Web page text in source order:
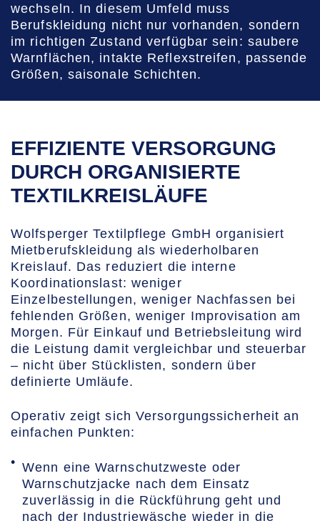
wechseln. In diesem Umfeld muss
Berufskleidung nicht nur vorhanden, sondern
im richtigen Zustand verfügbar sein: saubere
Warnflächen, intakte Reflexstreifen, passende
Größen, saisonale Schichten.
EFFIZIENTE VERSORGUNG
DURCH ORGANISIERTE
TEXTILKREISLÄUFE
Wolfsperger Textilpflege GmbH organisiert
Mietberufskleidung als wiederholbaren
Kreislauf. Das reduziert die interne
Koordinationslast: weniger
Einzelbestellungen, weniger Nachfassen bei
fehlenden Größen, weniger Improvisation am
Morgen. Für Einkauf und Betriebsleitung wird
die Leistung damit vergleichbar und steuerbar
– nicht über Stücklisten, sondern über
definierte Umläufe.
Operativ zeigt sich Versorgungssicherheit an
einfachen Punkten:
Wenn eine Warnschutzweste oder
Warnschutzjacke nach dem Einsatz
zuverlässig in die Rückführung geht und
nach der Industriewäsche wieder in die